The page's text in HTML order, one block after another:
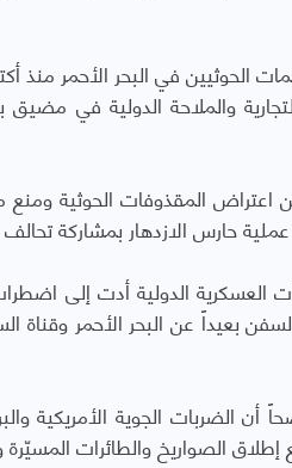
والملاحة الدولية في مضيق
اعتراض المقذوفات الحوثية
العسكرية الدولية أدت إلى
عن البحر الأحمر وقناة
أن الضربات الجوية الأمريكية